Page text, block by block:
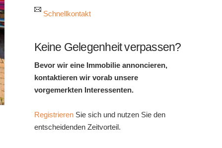
Schnellkontakt
Keine Gelegenheit verpassen?
Bevor wir eine Immobilie annoncieren,
kontaktieren wir vorab unsere
vorgemerkten Interessenten.
RegistrierenSie sich und nutzen Sie den
entscheidenden Zeitvorteil.